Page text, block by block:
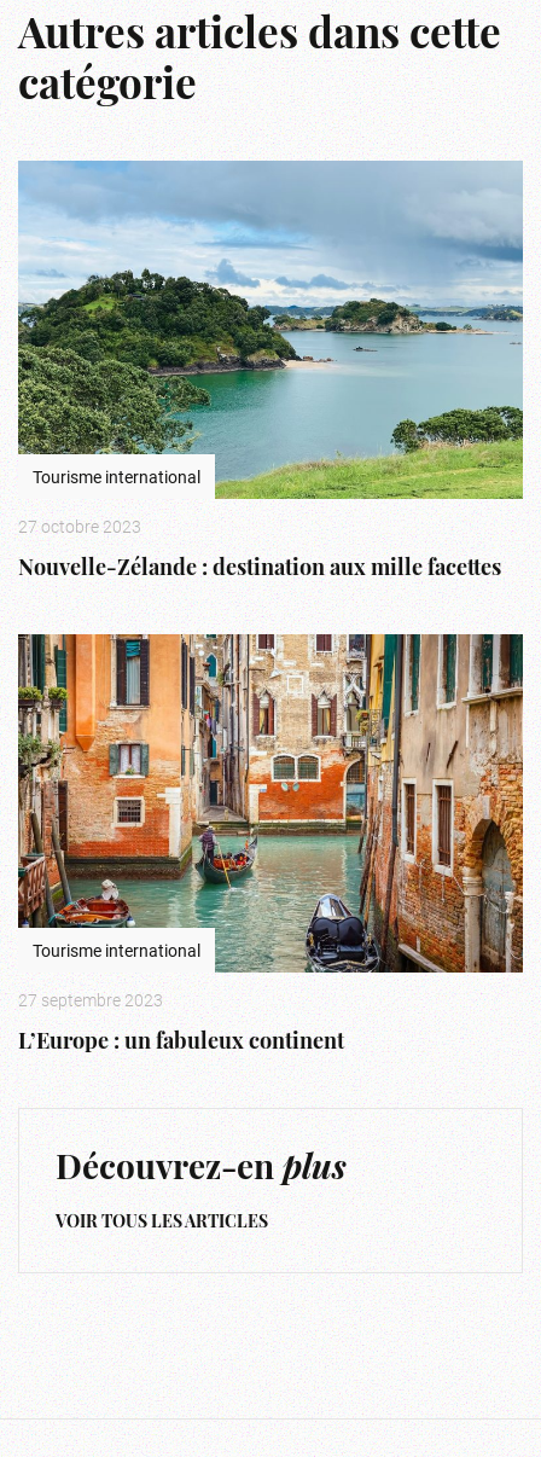
Autres articles dans cette
catégorie
Tourisme international
27 octobre 2023
Nouvelle-Zélande : destination aux mille facettes
Tourisme international
27 septembre 2023
L’Europe : un fabuleux continent
Découvrez-enplus
VOIR TOUS LES ARTICLES